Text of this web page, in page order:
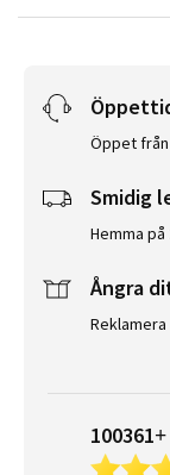
Öppet
Smidig
Hemma
Ångra